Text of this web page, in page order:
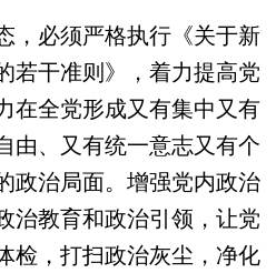
必须严格执行《关于新
若干准则》，着力提高党
在全党形成又有集中又有
由、又有统一意志又有个
政治局面。增强党内政治
治教育和政治引领，让党
检，打扫政治灰尘，净化